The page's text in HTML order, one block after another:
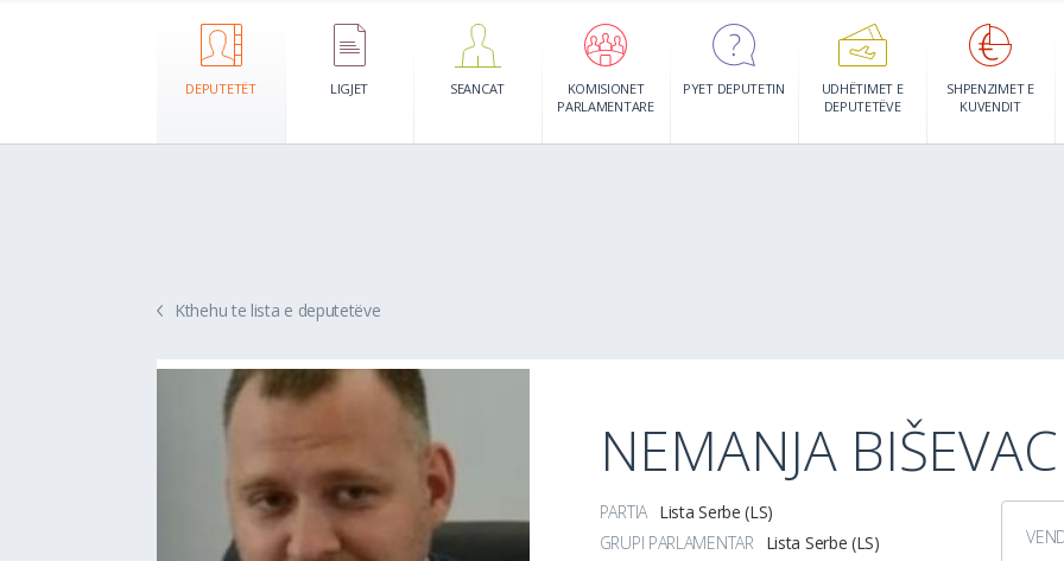
DEPUTETËT LIGJET SEANCAT
KOMISIONET
PARLAMENTARE
PYET DEPUTETIN
UDHËTIMET E
DEPUTETËVE
SHPENZIMET E
KUVENDIT
Kthehu te lista e deputetëve
NEMANJA BIŠEVAC
PARTIA Lista Serbe (LS)
GRUPI PARLAMENTAR
Lista Serbe (LS)